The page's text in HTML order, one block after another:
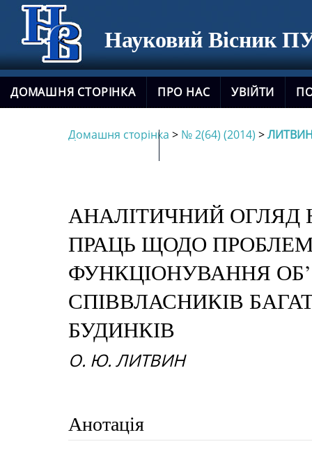
Науковий Вісник
ДОМАШНЯ СТОРІНКА ПРО НАС УВІЙТИ
НОВИЙ САЙТ ЖУРНАЛУ
Домашня сторінка > № 2(64) (2014) >
АНАЛІТИЧНИЙ ОГЛЯД
ПРАЦЬ ЩОДО
ФУНКЦІОНУВАННЯ
СПІВВЛАСНИКІВ
БУДИНКІВ
О. Ю. ЛИТВИН
Анотація